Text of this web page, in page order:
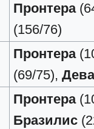
Пронтера
(156/76)
Пронтера
(69/75),
Пронтера
Бразилис